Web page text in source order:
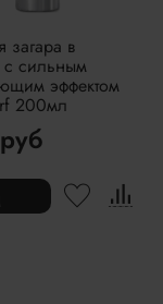
загара в
сильным
эффектом
200мл